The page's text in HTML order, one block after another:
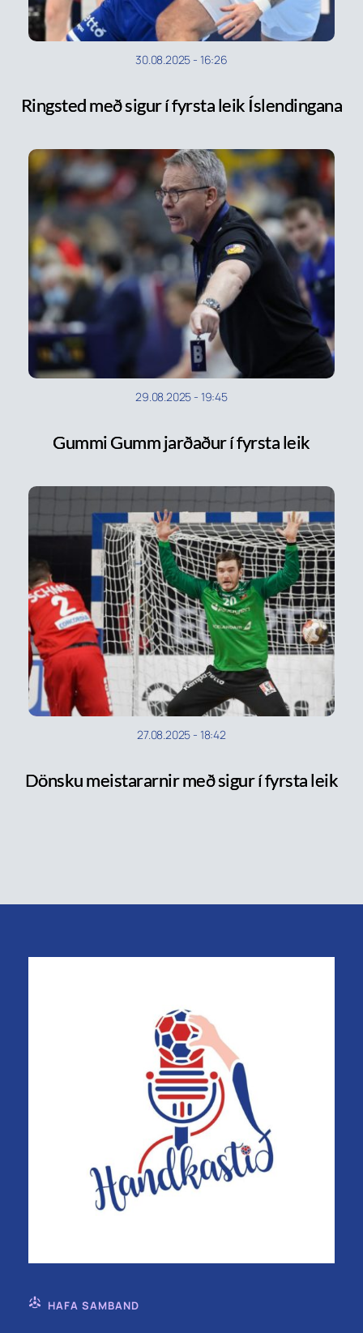
30.08.2025 - 16:26
Ringsted með sigur í fyrsta leik Íslendingana
29.08.2025 - 19:45
Gummi Gumm jarðaður í fyrsta leik
27.08.2025 - 18:42
Dönsku meistararnir með sigur í fyrsta leik
HAFA SAMBAND